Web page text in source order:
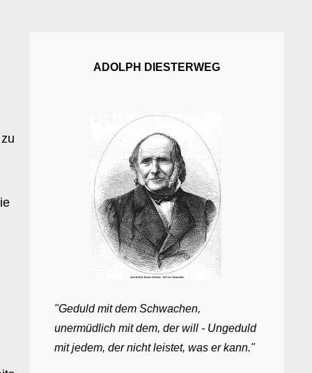
ADOLPH DIESTERWEG
"Geduld mit dem Schwachen,
unermüdlich mit dem, der will - Ungeduld
mit jedem, der nicht leistet, was er kann."